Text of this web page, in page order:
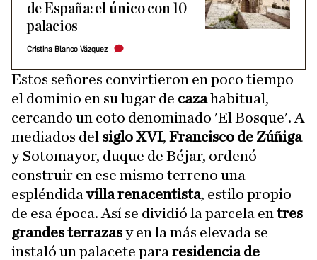
de España: el único con 10
palacios
Cristina Blanco Vázquez
Estos señores convirtieron en poco tiempo
el dominio en su lugar de cazahabitual,
cercando un coto denominado 'El Bosque'. A
mediados del siglo XVI, Francisco de Zúñiga
y Sotomayor, duque de Béjar, ordenó
construir en ese mismo terreno una
espléndidavilla renacentista, estilo propio
de esa época. Así se dividió la parcela en tres
grandes terrazasy en la más elevada se
instaló un palacete para residencia de